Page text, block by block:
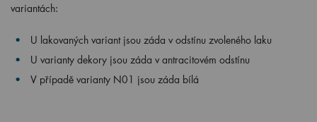
variantách:
U lakovaných variant jsou záda v odstínu zvoleného laku
U varianty dekory jsou záda v antracitovém odstínu
V případě varianty N01 jsou záda bílá